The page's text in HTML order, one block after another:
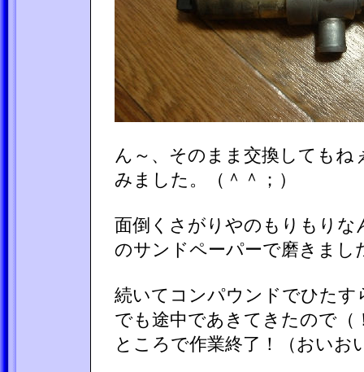
ん～、そのまま交換しても
みました。（＾＾；）
面倒くさがりやのもりもりな
のサンドペーパーで磨きまし
続いてコンパウンドでひたす
でも途中であきてきたので
ところで作業終了！（おいお